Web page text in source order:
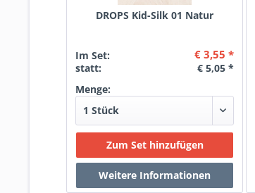
DROPS Kid-Silk 01 Natur
Im Set: € 3,55 *
statt:
€ 5,05 *
Menge: